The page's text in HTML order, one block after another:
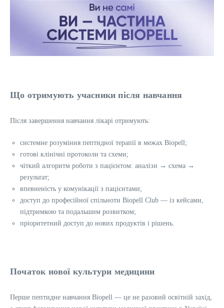
Що отримують учасники після навчання
Після завершення навчання лікарі отримують:
системне розуміння пептидної терапії в межах Biopell;
готові клінічні протоколи та схеми;
чіткий алгоритм роботи з пацієнтом: аналізи → схема →
результат;
впевненість у комунікації з пацієнтами;
доступ до професійної спільноти Biopell Club — із кейсами,
підтримкою та подальшим розвитком;
пріоритетний доступ до нових продуктів і рішень.
Початок нової культури медицини
Перше пептидне навчання Biopell — це не разовий освітній захід,